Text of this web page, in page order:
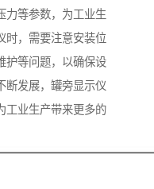
力等参数，为工业生
时，需要注意安装位
护等问题，以确保设
断发展，罐旁显示仪
工业生产带来更多的